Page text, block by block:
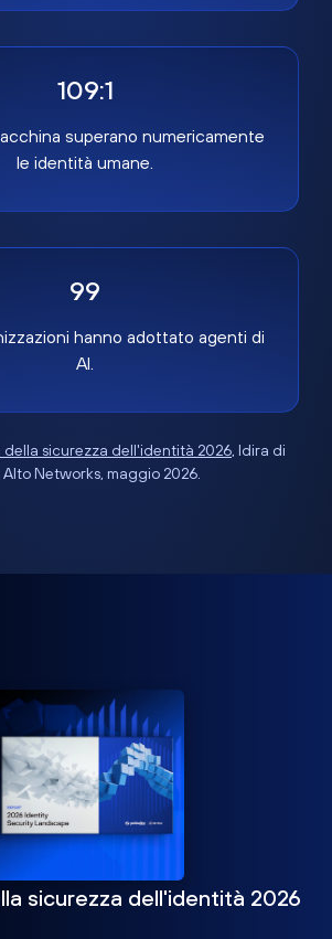
109:1
superano numericamente
le identità umane.
99
hanno adottato agenti di
AI.
della sicurezza dell'identità 2026, Idira di
Alto Networks, maggio 2026.
sicurezza dell'identità 2026